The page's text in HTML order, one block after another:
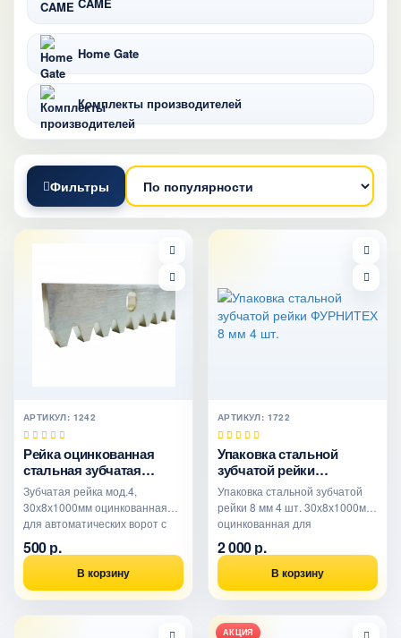
Home Gate
Комплекты производителей
Фильтры
АРТИКУЛ: 1242
Рейка оцинкованная
стальная зубчатая
ФУРНИТЕХ 8 мм
Зубчатая рейка мод.4,
30х8х1000мм оцинкованная
для автоматических ворот с
комплектом крепежа. Каждая..
500 р.
В корзину
АРТИКУЛ: 1722
Упаковка стальной
зубчатой рейки
ФУРНИТЕХ 8 мм 4 шт.
Упаковка стальной зубчатой
рейки 8 мм 4 шт. 30х8х1000мм
оцинкованная для
автоматических ворот с комп..
2 000 р.
В корзину
АКЦИЯ